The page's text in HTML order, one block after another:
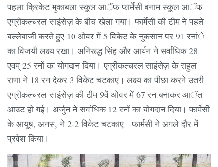
पहला क्रिकेट मुकाबला स्कूल आॅफ फार्मेसी बनाम स्कूल आॅफ
एग्रीकल्चरल साइंसेज़ के बीच खेला गया। फार्मेसी की टीम ने पहले
बल्लेबाजी करते हुए 10 ओवर में 5 विकेट के नुकसान पर 91 रनांे
का विजयी लक्ष्य रखा। अनिरूद्ध सिंह और आर्यन ने सर्वाधिक 28
एवम् 25 रनों का योगदान दिया। एग्रीकल्चरल साइंसेज़ के राहुल
राणा ने 18 रन देकर 3 विकेट चटकाए। लक्ष्य का पीछा करने उतरी
एग्रीकल्चरल साइंसेज़ की टीम 9वें ओवर में 67 रन बनाकर आॅल
आउट हो गई। अर्जुन ने सर्वाधिक 12 रनों का योगदान दिया। फार्मेसी
के आयूष, अनस, ने 2-2 विकेट चटकाए। फार्मसी ने अगले दौर में
प्रवेश किया।